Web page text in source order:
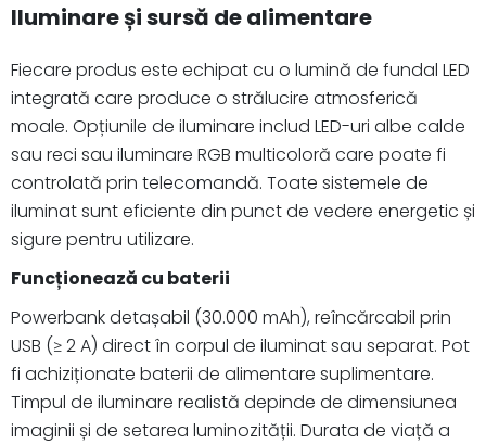
Iluminare și sursă de alimentare
Fiecare produs este echipat cu o lumină de fundal LED
integrată care produce o strălucire atmosferică
moale. Opțiunile de iluminare includ LED-uri albe calde
sau reci sau iluminare RGB multicoloră care poate fi
controlată prin telecomandă. Toate sistemele de
iluminat sunt eficiente din punct de vedere energetic și
sigure pentru utilizare.
Funcționează cu baterii
Powerbank detașabil (30.000 mAh), reîncărcabil prin
USB (≥ 2 A) direct în corpul de iluminat sau separat. Pot
fi achiziționate baterii de alimentare suplimentare.
Timpul de iluminare realistă depinde de dimensiunea
imaginii și de setarea luminozității. Durata de viață a